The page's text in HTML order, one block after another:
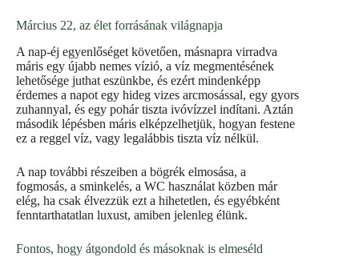
Március 22, az élet forrásának világnapja
A nap-éj egyenlőséget követően, másnapra virradva
máris egy újabb nemes vízió, a víz megmentésének
lehetősége juthat eszünkbe, és ezért mindenképp
érdemes a napot egy hideg vizes arcmosással, egy gyors
zuhannyal, és egy pohár tiszta ivóvízzel indítani. Aztán
második lépésben máris elképzelhetjük, hogyan festene
ez a reggel víz, vagy legalábbis tiszta víz nélkül.
A nap további részeiben a bögrék elmosása, a
fogmosás, a sminkelés, a WC használat közben már
elég, ha csak élvezzük ezt a hihetetlen, és egyébként
fenntarthatatlan luxust, amiben jelenleg élünk.
Fontos, hogy átgondold és másoknak is elmeséld